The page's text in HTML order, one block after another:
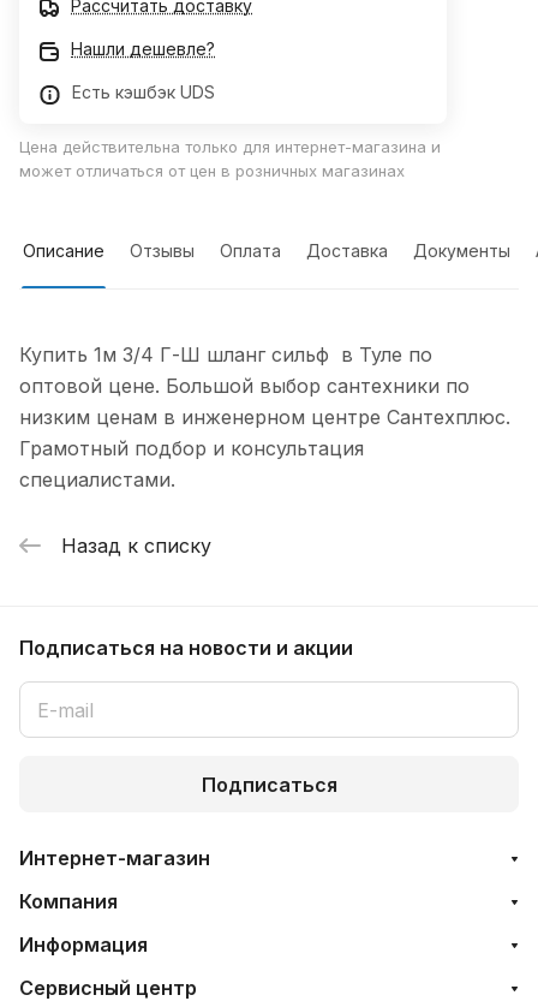
Рассчитать доставку
Нашли дешевле?
Есть кэшбэк UDS
Цена действительна только для интернет-магазина и
может отличаться от цен в розничных магазинах
Описание Отзывы Оплата Доставка Документы
Купить 1м 3/4 Г-Ш шланг сильф в Туле по
оптовой цене. Большой выбор сантехники по
низким ценам в инженерном центре Сантехплюс.
Грамотный подбор и консультация
специалистами.
Назад к списку
Подписаться на новости и акции
Подписаться
Интернет-магазин
Компания
Информация
Сервисный центр